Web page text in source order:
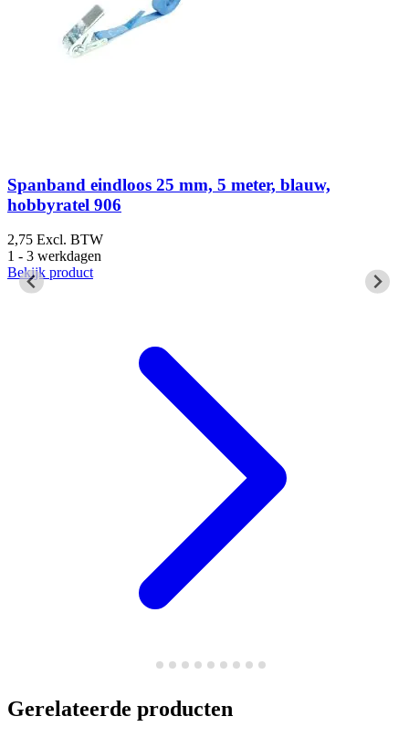
Spanband eindloos 25 mm, 5 meter, blauw,
hobbyratel 906
2,75 Excl. BTW
1 - 3 werkdagen
Bekijk product
Gerelateerde producten